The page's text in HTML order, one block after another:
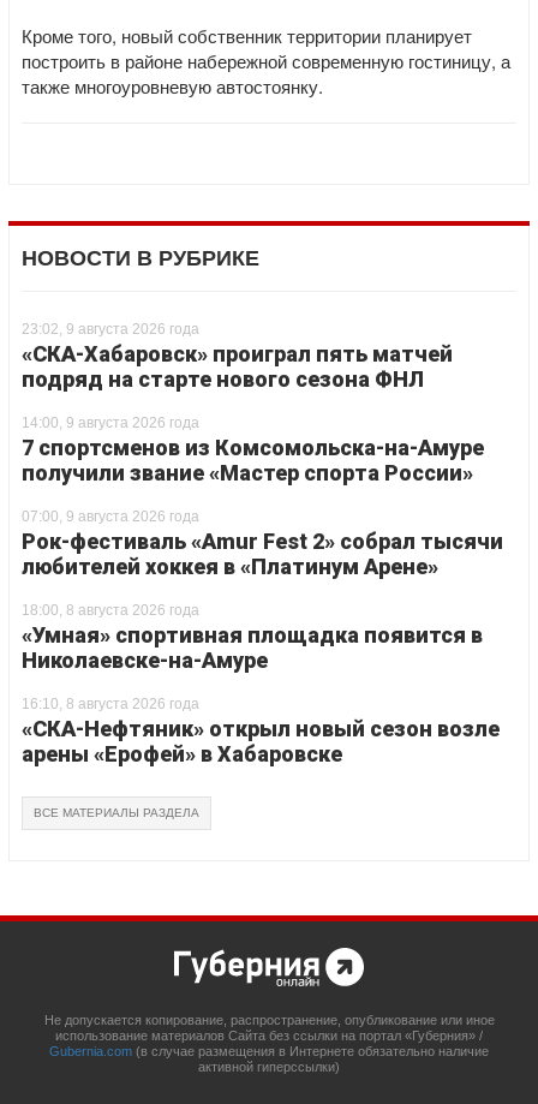
Кроме того, новый собственник территории планирует
построить в районе набережной современную гостиницу, а
также многоуровневую автостоянку.
НОВОСТИ В РУБРИКЕ
23:02, 9 августа 2026 года
«СКА-Хабаровск» проиграл пять матчей
подряд на старте нового сезона ФНЛ
14:00, 9 августа 2026 года
7 спортсменов из Комсомольска-на-Амуре
получили звание «Мастер спорта России»
07:00, 9 августа 2026 года
Рок-фестиваль «Amur Fest 2» собрал тысячи
любителей хоккея в «Платинум Арене»
18:00, 8 августа 2026 года
«Умная» спортивная площадка появится в
Николаевске-на-Амуре
16:10, 8 августа 2026 года
«СКА-Нефтяник» открыл новый сезон возле
арены «Ерофей» в Хабаровске
ВСЕ МАТЕРИАЛЫ РАЗДЕЛА
Не допускается копирование, распространение, опубликование или иное
использование материалов Сайта без ссылки на портал «Губерния» /
Gubernia.com (в случае размещения в Интернете обязательно наличие
активной гиперссылки)